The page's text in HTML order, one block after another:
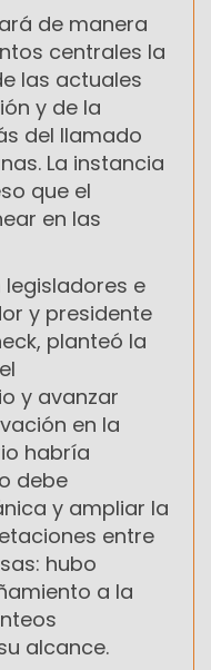
de manera
centrales la
las actuales
y de la
del llamado
La instancia
que el
en las
legisladores e
y presidente
planteó la
y avanzar
en la
habría
debe
y ampliar la
entre
hubo
a la
alcance.